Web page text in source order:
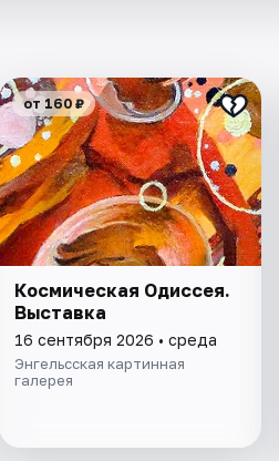
от 160 ₽
Космическая Одиссея.
Выставка
16 сентября 2026 • среда
Энгельсская картинная
галерея